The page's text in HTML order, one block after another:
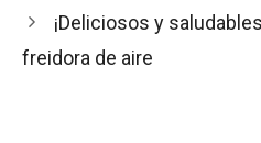
¡Deliciosos y
freidora de aire